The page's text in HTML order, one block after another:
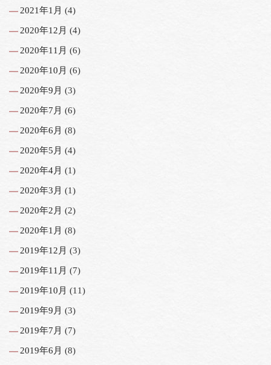
2021年1月 (4)
2020年12月 (4)
2020年11月 (6)
2020年10月 (6)
2020年9月 (3)
2020年7月 (6)
2020年6月 (8)
2020年5月 (4)
2020年4月 (1)
2020年3月 (1)
2020年2月 (2)
2020年1月 (8)
2019年12月 (3)
2019年11月 (7)
2019年10月 (11)
2019年9月 (3)
2019年7月 (7)
2019年6月 (8)